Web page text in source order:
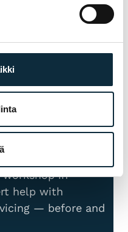
in
help with
— before and